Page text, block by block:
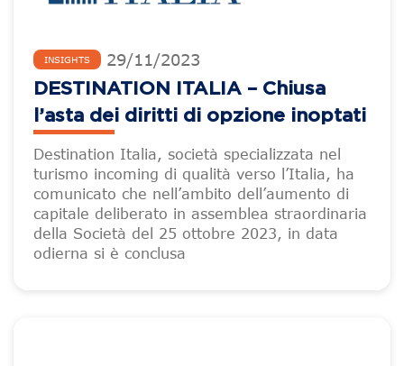
INSIGHTS 29/11/2023
DESTINATION ITALIA – Chiusa
l’asta dei diritti di opzione inoptati
Destination Italia, società specializzata nel
turismo incoming di qualità verso l’Italia, ha
comunicato che nell’ambito dell’aumento di
capitale deliberato in assemblea straordinaria
della Società del 25 ottobre 2023, in data
odierna si è conclusa